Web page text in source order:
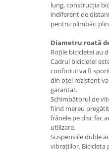
lung, construcția
indiferent de
pentru plimbări
Diametru roată
Roțile bicicletei au
Cadrul bicicletei
confortul va fi
din oțel rezistent
garantat.
Schimbătorul de
fiind mereu
frânele pe disc fac
utilizare.
Suspensiile duble
vibrațiilor. Bicicleta